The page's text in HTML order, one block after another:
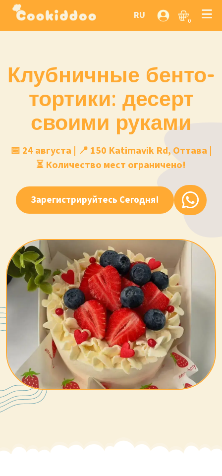
RU 0
Клубничные бенто-
тортики: десерт
своими руками
📅 24 августа | 📍 150 Katimavik Rd, Оттава |
⏳ Количество мест ограничено!
Зарегистрируйтесь Сегодня!